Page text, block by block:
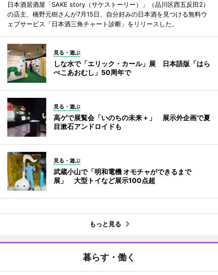
日本酒居酒屋「SAKE story（サケストーリー）」（品川区西五反田2）
の店主、橋野元樹さんが7月15日、自分好みの日本酒を見つける無料ウ
ェブサービス「日本酒三角チャート診断」をリリースした。
見る・遊ぶ
しな水で「エリック・カール」展 日本語版「はら
ぺこあおむし」50周年で
見る・遊ぶ
高ゲで展覧会「いのちの未来＋」 展示外企画で夏
目漱石アンドロイドも
見る・遊ぶ
武蔵小山で「明和電機 オモチャができるまで
展」 大型トイなど展示100点超
もっと見る
暮らす・働く